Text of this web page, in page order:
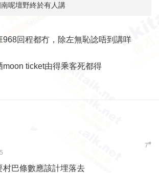
呢壇野終於有人講
968回程都冇，除左無恥諗唔到講咩
moon ticket由得乘客死都得
7#
村巴條數應該計埋落去